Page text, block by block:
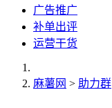
广告推广
补单出评
运营干货
麻薯网 > 助力群